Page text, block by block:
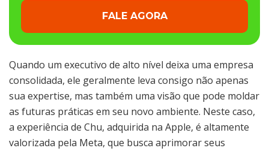
FALE AGORA
Quando um executivo de alto nível deixa uma empresa
consolidada, ele geralmente leva consigo não apenas
sua expertise, mas também uma visão que pode moldar
as futuras práticas em seu novo ambiente. Neste caso,
a experiência de Chu, adquirida na Apple, é altamente
valorizada pela Meta, que busca aprimorar seus